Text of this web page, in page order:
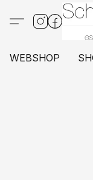
WEBSHOP